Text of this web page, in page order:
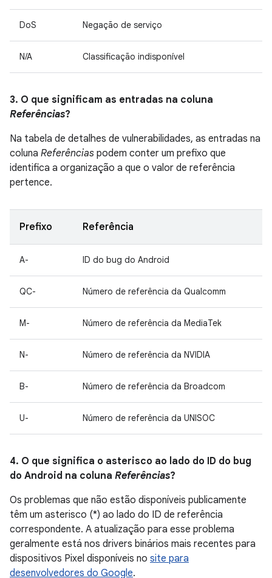
DoS Negação de serviço
N/A Classificação indisponível
3. O que significam as entradas na coluna
Referências?
Na tabela de detalhes de vulnerabilidades, as entradas na
coluna Referências podem conter um prefixo que
identifica a organização a que o valor de referência
pertence.
Prefixo Referência
A- ID do bug do Android
QC- Número de referência da Qualcomm
M- Número de referência da MediaTek
N- Número de referência da NVIDIA
B- Número de referência da Broadcom
U- Número de referência da UNISOC
4. O que significa o asterisco ao lado do ID do bug
do Android na coluna Referências?
Os problemas que não estão disponíveis publicamente
têm um asterisco (*) ao lado do ID de referência
correspondente. A atualização para esse problema
geralmente está nos drivers binários mais recentes para
dispositivos Pixel disponíveis no site para
desenvolvedores do Google.